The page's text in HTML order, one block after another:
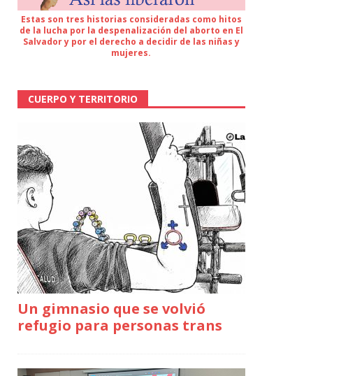
Estas son tres historias consideradas como hitos
de la lucha por la despenalización del aborto en El
Salvador y por el derecho a decidir de las niñas y
mujeres.
CUERPO Y TERRITORIO
Un gimnasio que se volvió
refugio para personas trans